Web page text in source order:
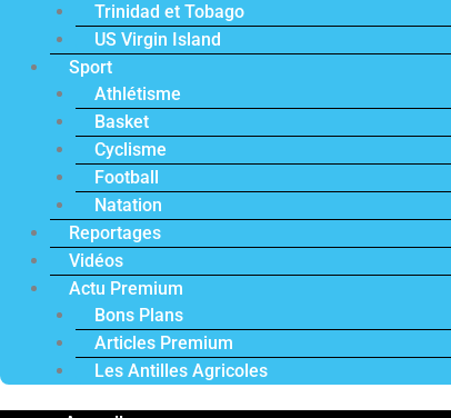
Trinidad et Tobago
US Virgin Island
Sport
Athlétisme
Basket
Cyclisme
Football
Natation
Reportages
Vidéos
Actu Premium
Bons Plans
Articles Premium
Les Antilles Agricoles